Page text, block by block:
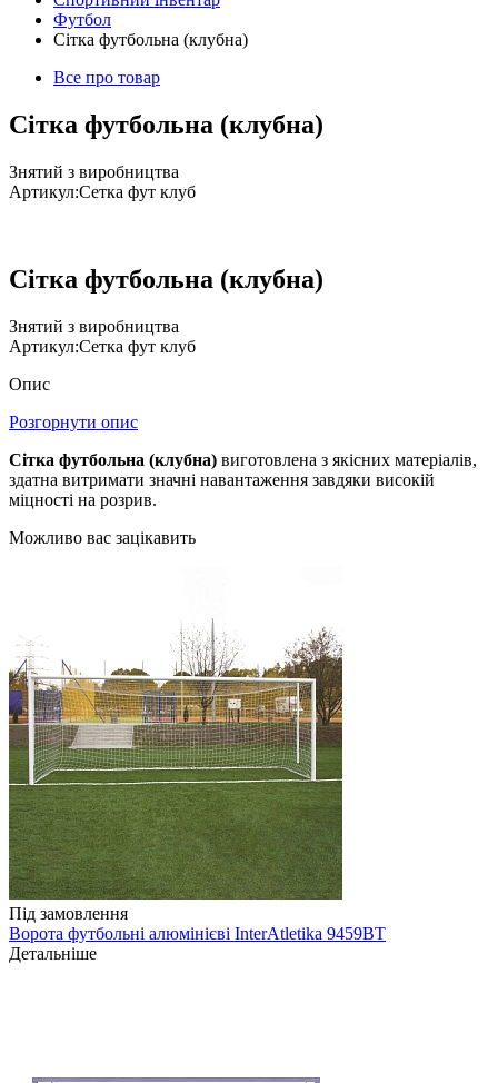
Футбол
Сітка футбольна (клубна)
Все про товар
Сітка футбольна (клубна)
Знятий з виробництва
Артикул:Сетка фут клуб
Сітка футбольна (клубна)
Знятий з виробництва
Артикул:Сетка фут клуб
Опис
Розгорнути опис
Сітка футбольна (клубна) виготовлена з якісних матеріалів,
здатна витримати значні навантаження завдяки високій
міцності на розрив.
Можливо вас зацікавить
Під замовлення
Ворота футбольні алюмінієві InterAtletika 9459ВТ
Детальніше